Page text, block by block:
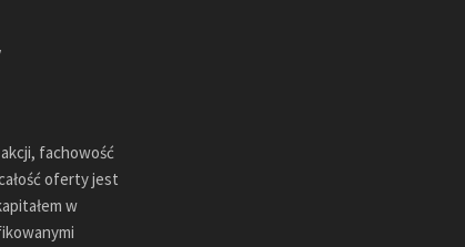
fachowość
oferty jest
w